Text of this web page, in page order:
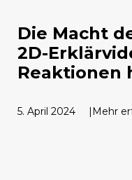
Die Macht
2D-
Reaktionen
5. April 2024 Mehr